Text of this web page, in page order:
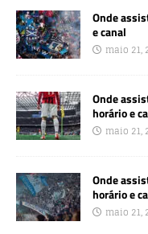
Onde
e canal
maio 21,
Onde
horário e
maio 21,
Onde
horário e
maio 21,